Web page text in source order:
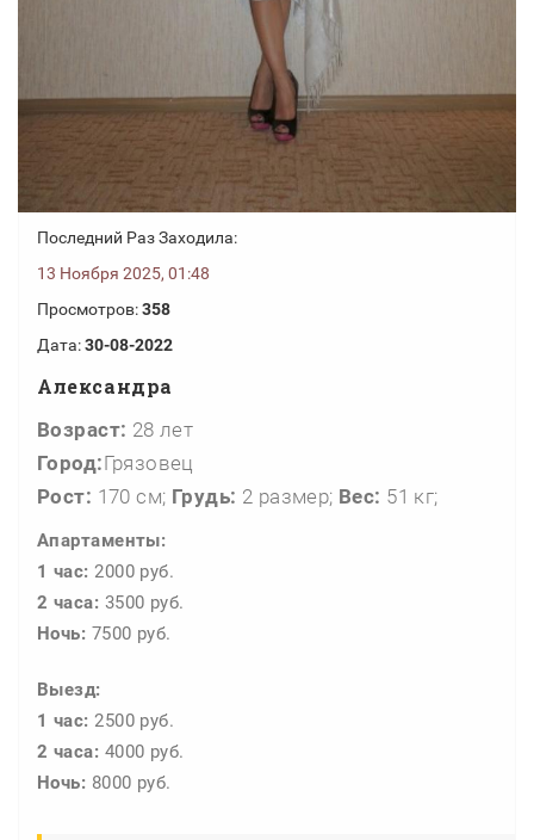
Последний Раз Заходила:
13 Ноября 2025, 01:48
Просмотров:358
Дата:30-08-2022
Александра
Возраст: 28 лет
Город:Грязовец
Рост: 170 см; Грудь: 2 размер; Вес: 51 кг;
Апартаменты:
1 час: 2000 руб.
2 часа: 3500 руб.
Ночь: 7500 руб.
Выезд:
1 час: 2500 руб.
2 часа: 4000 руб.
Ночь: 8000 руб.